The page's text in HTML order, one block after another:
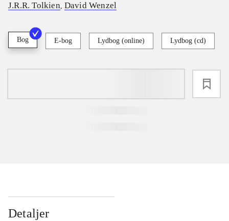
J.R.R. Tolkien, David Wenzel
Bog E-bog Lydbog (online) Lydbog (cd)
Detaljer